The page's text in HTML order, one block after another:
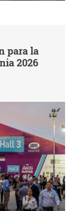
para la
2026